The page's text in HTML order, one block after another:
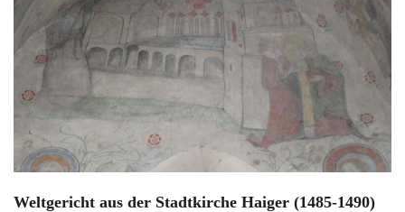
Weltgericht aus der Stadtkirche Haiger (1485-1490)